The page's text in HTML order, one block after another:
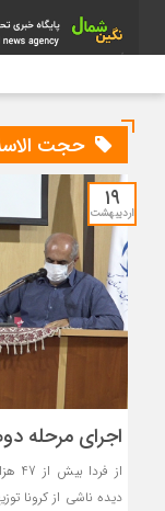
حجت
۱۹
اردیبهشت
اجرای مرحله
دیده ناشی از کرونا